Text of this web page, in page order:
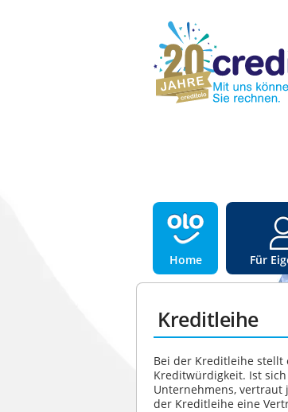
Home Für
Kreditleihe
Bei der Kreditleihe
Kreditwürdigkeit. Ist
Unternehmens, vertraut
der Kreditleihe eine